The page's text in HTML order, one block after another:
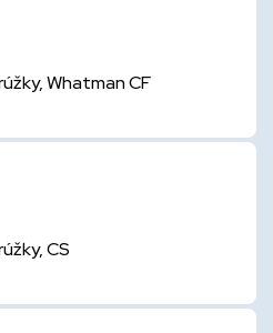
Whatman CF
CS